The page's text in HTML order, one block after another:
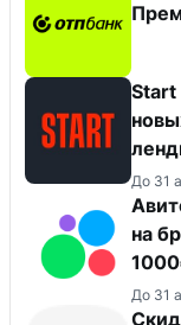
Start
До 31
на
До 31